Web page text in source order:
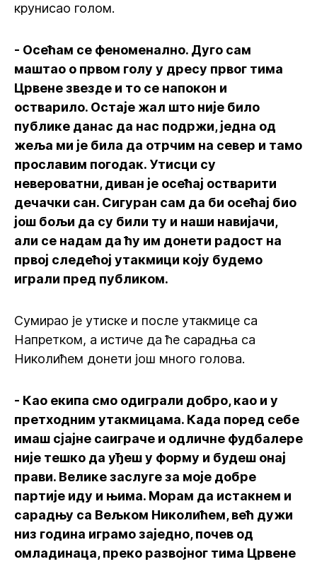
крунисао голом.
- Осећам се феноменално. Дуго сам
маштао о првом голу у дресу првог тима
Црвене звезде и то се напокон и
остварило. Остаје жал што није било
публике данас да нас подржи, једна од
жеља ми је била да отрчим на север и тамо
прославим погодак. Утисци су
невероватни, диван је осећај остварити
дечачки сан. Сигуран сам да би осећај био
још бољи да су били ту и наши навијачи,
али се надам да ћу им донети радост на
првој следећој утакмици коју будемо
играли пред публиком.
Сумирао је утиске и после утакмице са
Напретком, а истиче да ће сарадња са
Николићем донети још много голова.
- Као екипа смо одиграли добро, као и у
претходним утакмицама. Када поред себе
имаш сјајне саиграче и одличне фудбалере
није тешко да уђеш у форму и будеш онај
прави. Велике заслуге за моје добре
партије иду и њима. Морам да истакнем и
сарадњу са Вељком Николићем, већ дужи
низ година играмо заједно, почев од
омладинаца, преко развојног тима Црвене